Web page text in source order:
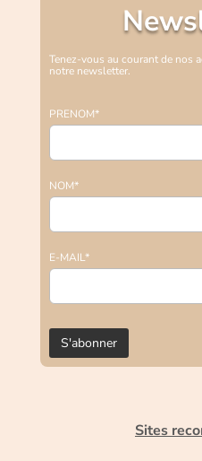
Tenez-vous au courant de nos
notre newsletter.
PRENOM*
NOM*
E-MAIL*
Sites